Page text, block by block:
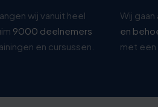
wij vanuit heel
9000 deelnemers
en cursussen.
Wij gaan
en
met een